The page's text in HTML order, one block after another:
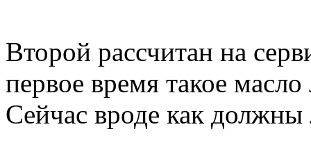
Второй рассчитан на
первое время такое
Сейчас вроде как